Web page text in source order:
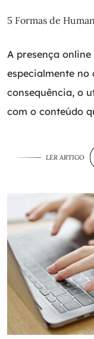
5 Formas de
A presença
especialmente no
consequência, o
com o conteúdo
LER ARTIGO